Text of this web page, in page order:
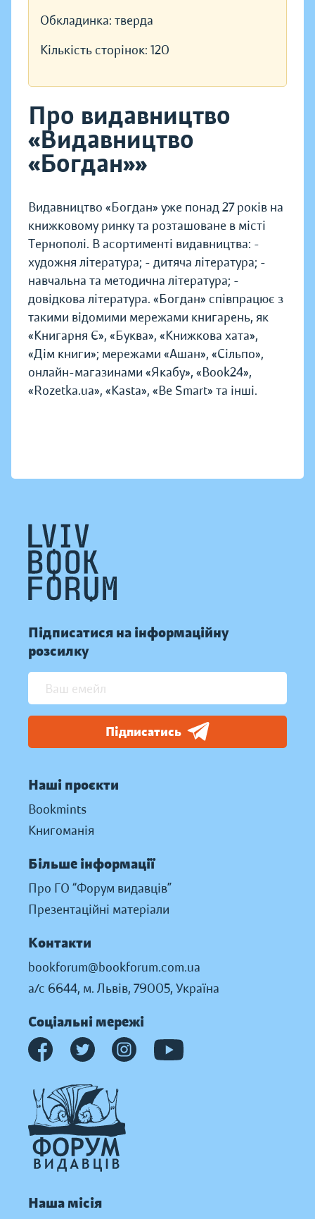
Обкладинка: тверда
Кількість сторінок: 120
Про видавництво
«Видавництво
«Богдан»»
Видавництво «Богдан» уже понад 27 років на
книжковому ринку та розташоване в місті
Тернополі. В асортименті видавництва: -
художня література; - дитяча література; -
навчальна та методична література; -
довідкова література. «Богдан» співпрацює з
такими відомими мережами книгарень, як
«Книгарня Є», «Буква», «Книжкова хата»,
«Дім книги»; мережами «Ашан», «Сільпо»,
онлайн-магазинами «Якабу», «Book24»,
«Rozetka.ua», «Kasta», «Be Smart» та інші.
Підписатися на інформаційну
розсилку
Підписатись
Наші проєкти
Bookmints
Книгоманія
Більше інформації
Про ГО “Форум видавців”
Презентаційні матеріали
Контакти
bookforum@bookforum.com.ua
а/с 6644, м. Львів, 79005, Україна
Соціальні мережі
Наша місія